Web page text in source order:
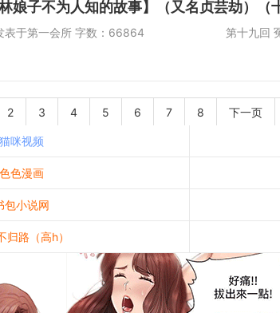
娘子不为人知的故事】（又名贞芸劫）（
发表于第一会所 字数：66864 第十九回 冤情
2 3 4 5 6 7 8 下一页
猫咪视频
色色漫画
包小说网
归路（高h）